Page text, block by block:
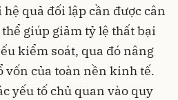
quả đối lập cần được cân
giúp giảm tỷ lệ thất bại
kiểm soát, qua đó nâng
vốn của toàn nền kinh tế.
yếu tố chủ quan vào quy